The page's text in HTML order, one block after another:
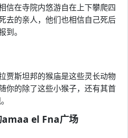
信在寺院内悠游自在上下攀爬四
去的亲人，他们也相信自己死后
到。
贾斯坦邦的猴庙是这些灵长动物
你的除了这些小猴子，还有其首
amaa el Fna广场